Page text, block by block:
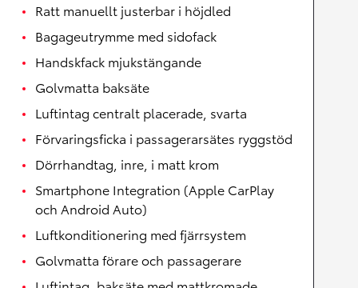
Ratt manuellt justerbar i höjdled
Bagageutrymme med sidofack
Handskfack mjukstängande
Golvmatta baksäte
Luftintag centralt placerade, svarta
Förvaringsficka i passagerarsätes ryggstöd
Dörrhandtag, inre, i matt krom
Smartphone Integration (Apple CarPlay
och Android Auto)
Luftkonditionering med fjärrsystem
Golvmatta förare och passagerare